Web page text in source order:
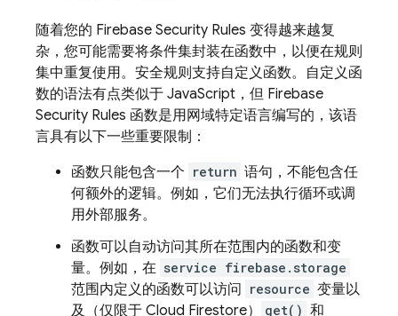
随着您的 Firebase Security Rules 变得越来越复
杂，您可能需要将条件集封装在函数中，以便在规则
集中重复使用。安全规则支持自定义函数。自定义函
数的语法有点类似于 JavaScript，但 Firebase
Security Rules 函数是用网域特定语言编写的，该语
言具有以下一些重要限制：
函数只能包含一个 return 语句，不能包含任
何额外的逻辑。例如，它们无法执行循环或调
用外部服务。
函数可以自动访问其所在范围内的函数和变
量。例如，在 service firebase.storage
范围内定义的函数可以访问 resource 变量以
及（仅限于 Cloud Firestore） get() 和